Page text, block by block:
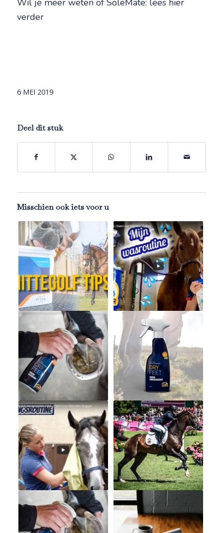
Wil je meer weten of SoleMate: lees hier
verder
6 MEI 2019
Deel dit stuk
Misschien ook iets voor u